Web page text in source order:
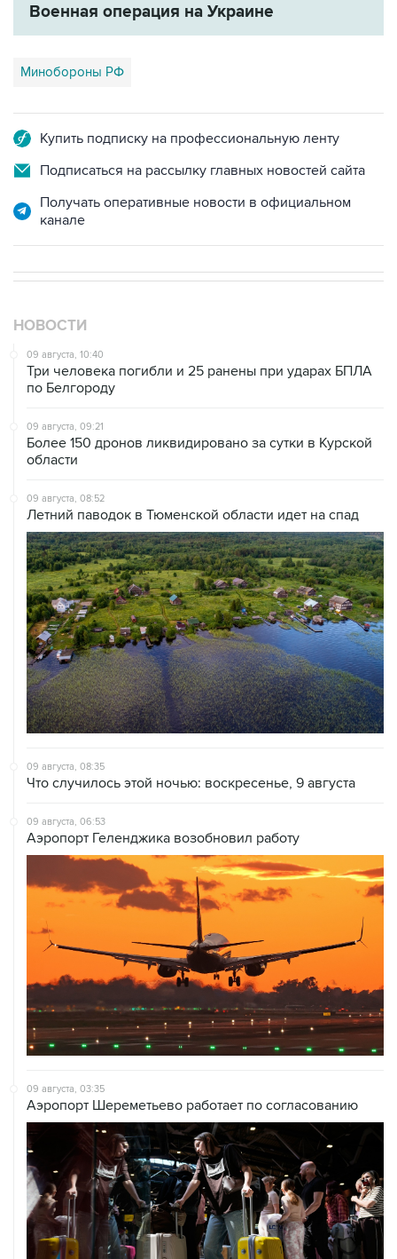
Военная операция на Украине
Минобороны РФ
Купить подписку на профессиональную ленту
Подписаться на рассылку главных новостей сайта
Получать оперативные новости в официальном
канале
НОВОСТИ
09 августа, 10:40
Три человека погибли и 25 ранены при ударах БПЛА
по Белгороду
09 августа, 09:21
Более 150 дронов ликвидировано за сутки в Курской
области
09 августа, 08:52
Летний паводок в Тюменской области идет на спад
09 августа, 08:35
Что случилось этой ночью: воскресенье, 9 августа
09 августа, 06:53
Аэропорт Геленджика возобновил работу
09 августа, 03:35
Аэропорт Шереметьево работает по согласованию